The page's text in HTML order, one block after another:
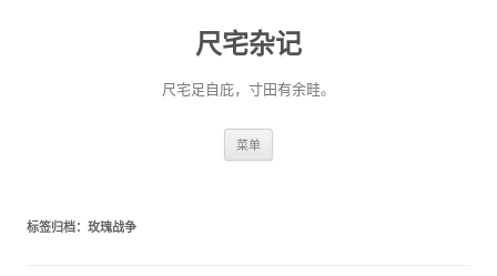
尺宅杂记
尺宅足自庇，寸田有余畦。
菜单
标签归档： 玫瑰战争